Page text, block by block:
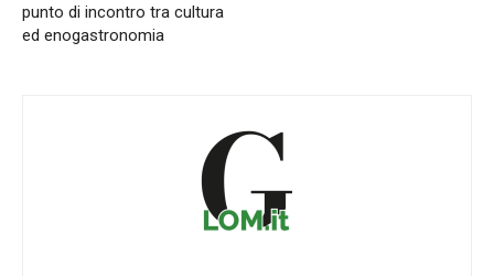
punto di incontro tra cultura
ed enogastronomia